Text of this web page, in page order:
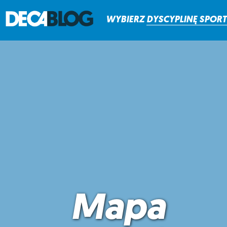
WYBIERZ DYSCYPLINĘ
Mapa